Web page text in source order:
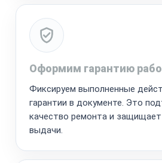
Оформим гарантию
Фиксируем выполненные
гарантии в документе. Это
качество ремонта и защищает
выдачи.